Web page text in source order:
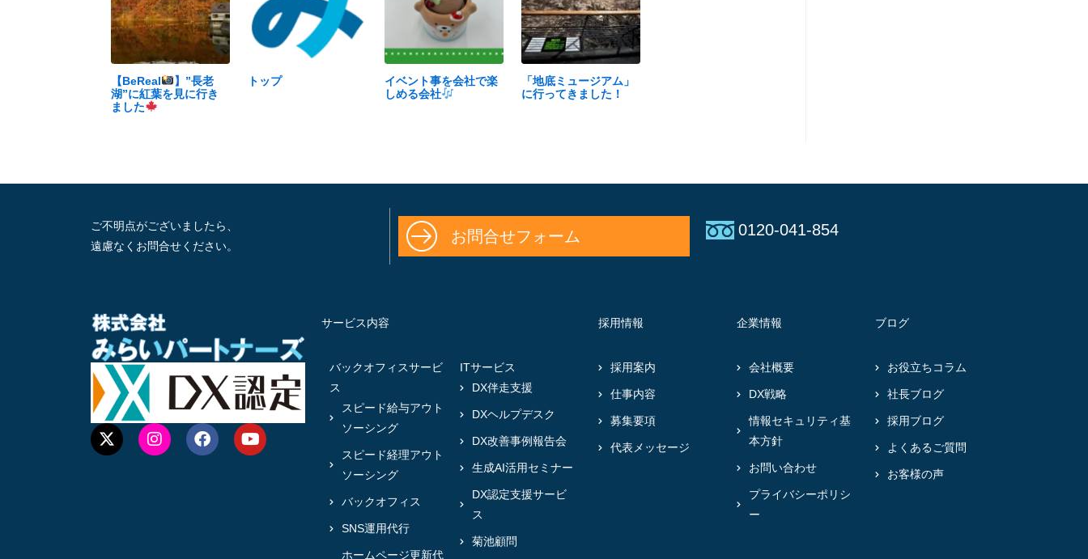
【BeReal
】”長老
湖”に紅葉を見に行き
ました
トップ
イベント事を会社で楽
しめる会社
「地底ミュージアム」
に行ってきました！
ご不明点がございましたら、
遠慮なくお問合せください。
お問合せフォーム 0120-041-854
サービス内容
バックオフィスサービ
ス
スピード給与アウト
ソーシング
スピード経理アウト
ソーシング
バックオフィス
SNS運用代行
ホームページ更新代
ITサービス
DX伴走支援
DXヘルプデスク
DX改善事例報告会
生成AI活用セミナー
DX認定支援サービ
ス
菊池顧問
採用情報
採用案内
仕事内容
募集要項
代表メッセージ
企業情報
会社概要
DX戦略
情報セキュリティ基
本方針
お問い合わせ
プライバシーポリシ
ー
ブログ
お役立ちコラム
社長ブログ
採用ブログ
よくあるご質問
お客様の声